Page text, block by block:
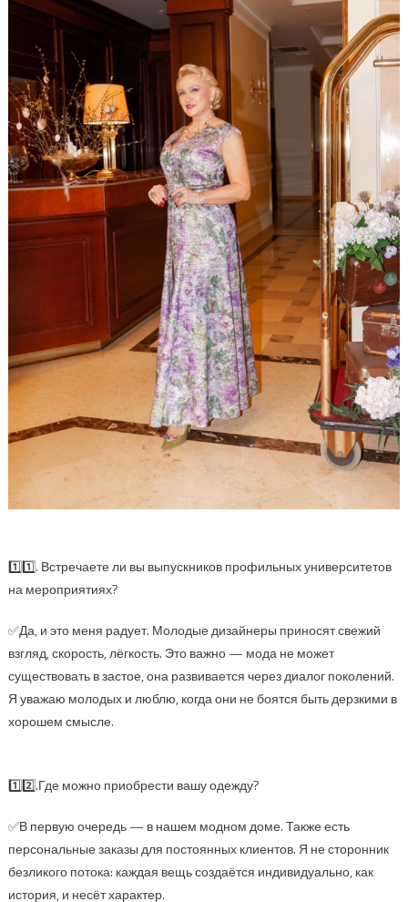
1️⃣1️⃣. Встречаете ли вы выпускников профильных университетов
на мероприятиях?
✅Да, и это меня радует. Молодые дизайнеры приносят свежий
взгляд, скорость, лёгкость. Это важно — мода не может
существовать в застое, она развивается через диалог поколений.
Я уважаю молодых и люблю, когда они не боятся быть дерзкими в
хорошем смысле.
1️⃣2️⃣.Где можно приобрести вашу одежду?
✅В первую очередь — в нашем модном доме. Также есть
персональные заказы для постоянных клиентов. Я не сторонник
безликого потока: каждая вещь создаётся индивидуально, как
история, и несёт характер.